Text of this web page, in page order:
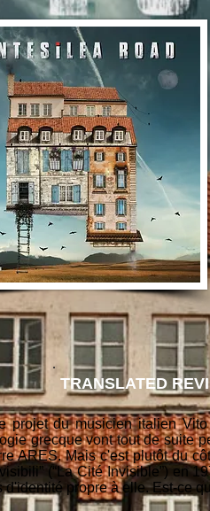
TRANSLATED
projet du musicien italien
grecque vont tout de suite
ARES. Mais c'est plutôt du
(“La Cité Invisible”) en
d'identité propre à elle. Est-ce